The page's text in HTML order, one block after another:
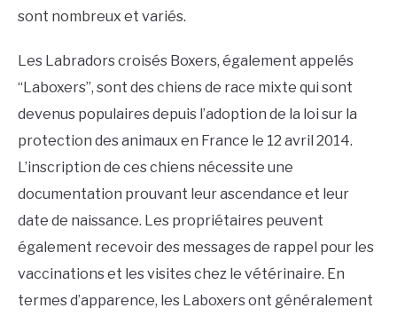
sont nombreux et variés.
Les Labradors croisés Boxers, également appelés
“Laboxers”, sont des chiens de race mixte qui sont
devenus populaires depuis l’adoption de la loi sur la
protection des animaux en France le 12 avril 2014.
L’inscription de ces chiens nécessite une
documentation prouvant leur ascendance et leur
date de naissance. Les propriétaires peuvent
également recevoir des messages de rappel pour les
vaccinations et les visites chez le vétérinaire. En
termes d’apparence, les Laboxers ont généralement